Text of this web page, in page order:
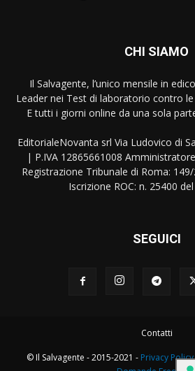
CHI SIAMO
Il Salvagente, l’unico mensile in
Leader nei Test di laboratorio contro
E tutti i giorni online da una sola
EditorialeNovanta srl Via Ludovico di
| P.IVA 12865661008
Registrazione Tribunale di Roma:
Iscrizione ROC: n. 25400
SEGUICI
Contatti
© Il Salvagente - 2015-2021 - Privacy Policy